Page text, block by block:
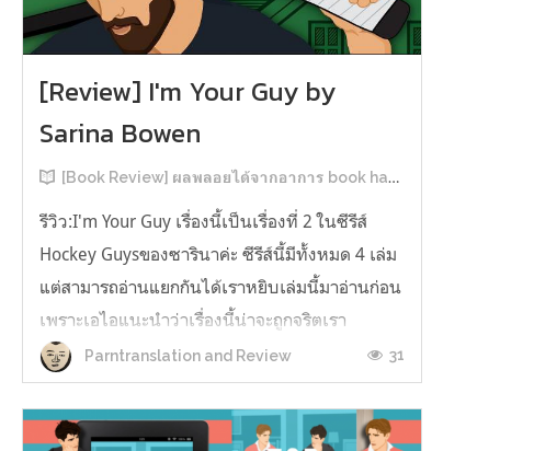
[Review] I'm Your Guy by
Sarina Bowen
[Book Review] ผลพลอยได้จากอาการ book hangover หลังอ่านสารพัน MM Romance
รีวิว:I'm Your Guy เรื่องนี้เป็นเรื่องที่ 2 ในซีรีส์
Hockey Guysของซารินาค่ะ ซีรีส์นี้มีทั้งหมด 4 เล่ม
แต่สามารถอ่านแยกกันได้เราหยิบเล่มนี้มาอ่านก่อน
เพราะเอไอแนะนำว่าเรื่องนี้น่าจะถูกจริตเรา
มากกว่า555 เรื่องนี้เป็นเรื่องราวของ TOMMASO
นักกีฬาฮอกกี้ NHL กับ Carter มัณฑนากรมือฉมัง
ทอมมาโซเพิ่งโดนเทร...
Parntranslation and Review 31